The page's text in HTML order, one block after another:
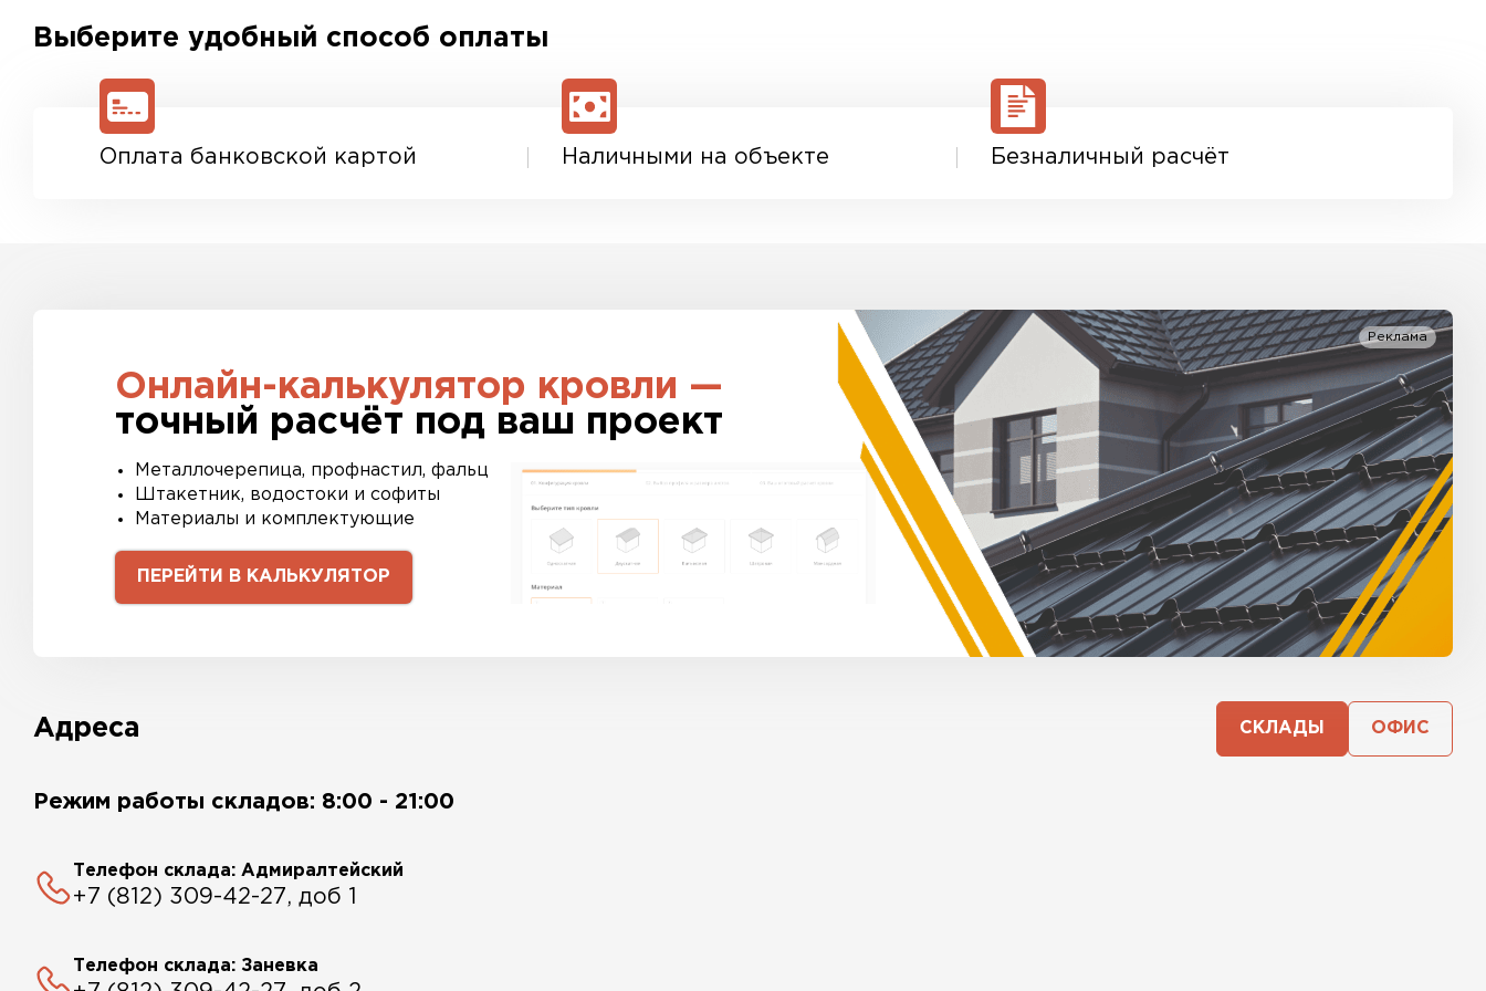
Выберите удобный способ оплаты
Оплата банковской картой Наличными на объекте Безналичный расчёт
Реклама
Онлайн-калькулятор кровли —
точный расчёт под ваш проект
Металлочерепица, профнастил, фальц
Штакетник, водостоки и софиты
Материалы и комплектующие
ПЕРЕЙТИ В КАЛЬКУЛЯТОР
Адреса СКЛАДЫ ОФИС
Режим работы складов: 8:00 - 21:00
Телефон склада: Адмиралтейский
+7 (812) 309-42-27, доб 1
Телефон склада: Заневка